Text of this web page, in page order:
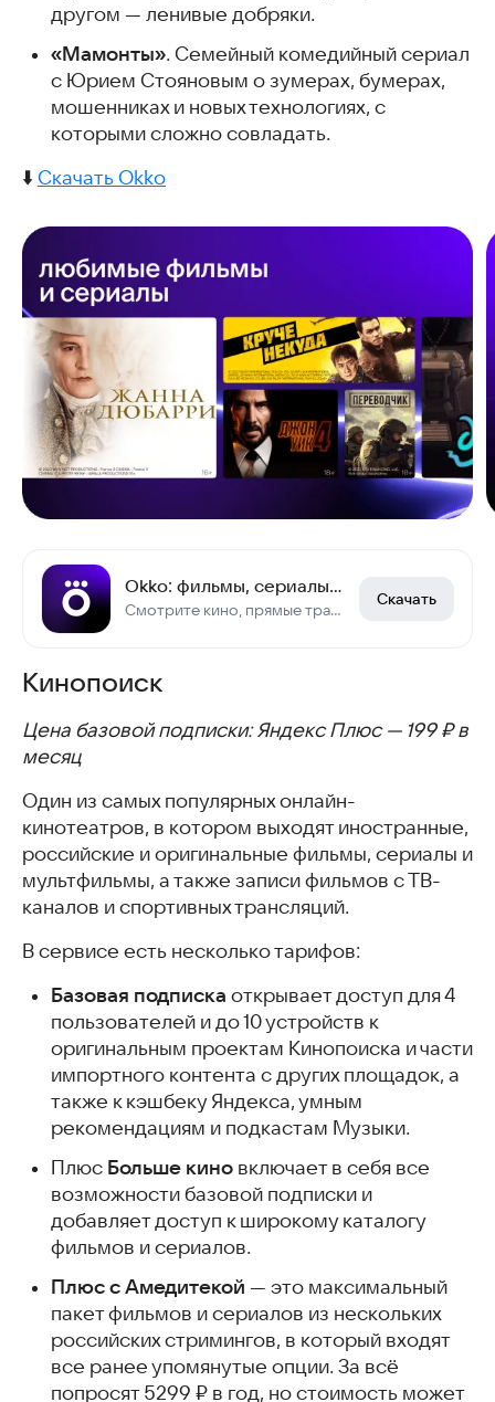
другом — ленивые добряки.
«Мамонты». Семейный комедийный сериал
с Юрием Стояновым о зумерах, бумерах,
мошенниках и новых технологиях, с
которыми сложно совладать.
⬇️ Скачать Okko
Okko: фильмы, сериалы, спорт, тв
Смотрите кино, прямые трансляции, мультфильмы и телеканалы онлайн
Скачать
Кинопоиск
Цена базовой подписки: Яндекс Плюс — 199 ₽ в
месяц
Один из самых популярных онлайн-
кинотеатров, в котором выходят иностранные,
российские и оригинальные фильмы, сериалы и
мультфильмы, а также записи фильмов с ТВ-
каналов и спортивных трансляций.
В сервисе есть несколько тарифов:
Базовая подписка открывает доступ для 4
пользователей и до 10 устройств к
оригинальным проектам Кинопоиска и части
импортного контента с других площадок, а
также к кэшбеку Яндекса, умным
рекомендациям и подкастам Музыки.
Плюс Больше кино включает в себя все
возможности базовой подписки и
добавляет доступ к широкому каталогу
фильмов и сериалов.
Плюс с Амедитекой — это максимальный
пакет фильмов и сериалов из нескольких
российских стримингов, в который входят
все ранее упомянутые опции. За всё
попросят 5299 ₽ в год, но стоимость может